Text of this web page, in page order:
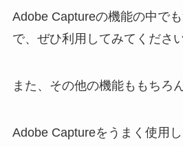
Adobe Captureの機能の中で
で、ぜひ利用してみてください
また、その他の機能ももちろ
Adobe Captureをうまく使用